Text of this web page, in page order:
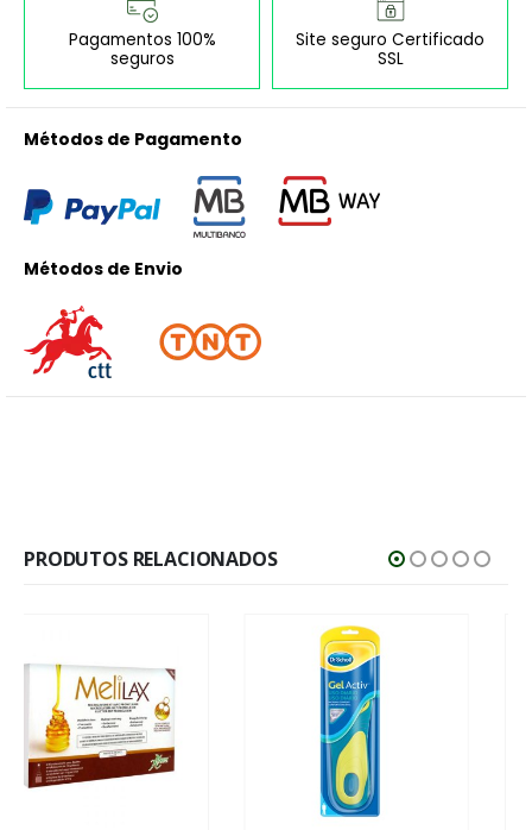
Pagamentos 100%
seguros
Site seguro Certificado
SSL
Métodos de Pagamento
Métodos de Envio
PRODUTOS RELACIONADOS